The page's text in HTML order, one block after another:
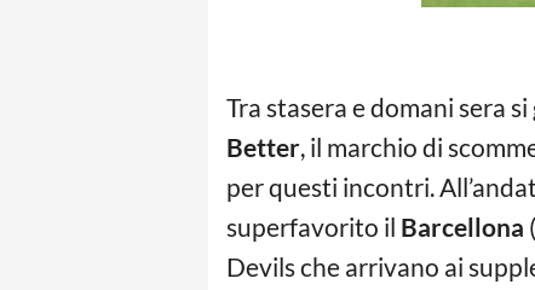
Tra stasera e domani sera
Better, il marchio di
per questi incontri.
superfavorito il Barcellona
Devils che arrivano ai